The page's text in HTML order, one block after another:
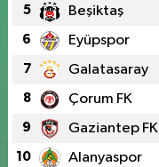
5 Beşiktaş
6 Eyüpspor
7 Galatasaray
8 Çorum FK
9 Gaziantep FK
10 Alanyaspor